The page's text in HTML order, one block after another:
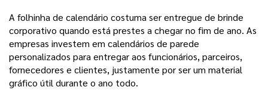
A folhinha de calendário costuma ser entregue de brinde
corporativo quando está prestes a chegar no fim de ano. As
empresas investem em calendários de parede
personalizados para entregar aos funcionários, parceiros,
fornecedores e clientes, justamente por ser um material
gráfico útil durante o ano todo.